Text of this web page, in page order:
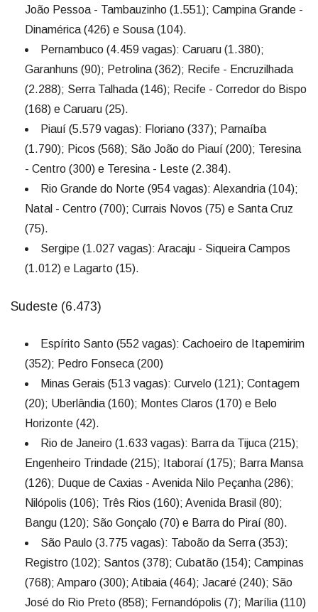
João Pessoa - Tambauzinho (1.551); Campina Grande -
Dinamérica (426) e Sousa (104).
Pernambuco (4.459 vagas): Caruaru (1.380);
Garanhuns (90); Petrolina (362); Recife - Encruzilhada
(2.288); Serra Talhada (146); Recife - Corredor do Bispo
(168) e Caruaru (25).
Piauí (5.579 vagas): Floriano (337); Parnaíba
(1.790); Picos (568); São João do Piauí (200); Teresina
- Centro (300) e Teresina - Leste (2.384).
Rio Grande do Norte (954 vagas): Alexandria (104);
Natal - Centro (700); Currais Novos (75) e Santa Cruz
(75).
Sergipe (1.027 vagas): Aracaju - Siqueira Campos
(1.012) e Lagarto (15).
Sudeste (6.473)
Espírito Santo (552 vagas): Cachoeiro de Itapemirim
(352); Pedro Fonseca (200)
Minas Gerais (513 vagas): Curvelo (121); Contagem
(20); Uberlândia (160); Montes Claros (170) e Belo
Horizonte (42).
Rio de Janeiro (1.633 vagas): Barra da Tijuca (215);
Engenheiro Trindade (215); Itaboraí (175); Barra Mansa
(126); Duque de Caxias - Avenida Nilo Peçanha (286);
Nilópolis (106); Três Rios (160); Avenida Brasil (80);
Bangu (120); São Gonçalo (70) e Barra do Piraí (80).
São Paulo (3.775 vagas): Taboão da Serra (353);
Registro (102); Santos (378); Cubatão (154); Campinas
(768); Amparo (300); Atibaia (464); Jacaré (240); São
José do Rio Preto (858); Fernandópolis (7); Marília (110)